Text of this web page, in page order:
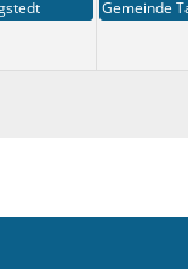
Gemeinde